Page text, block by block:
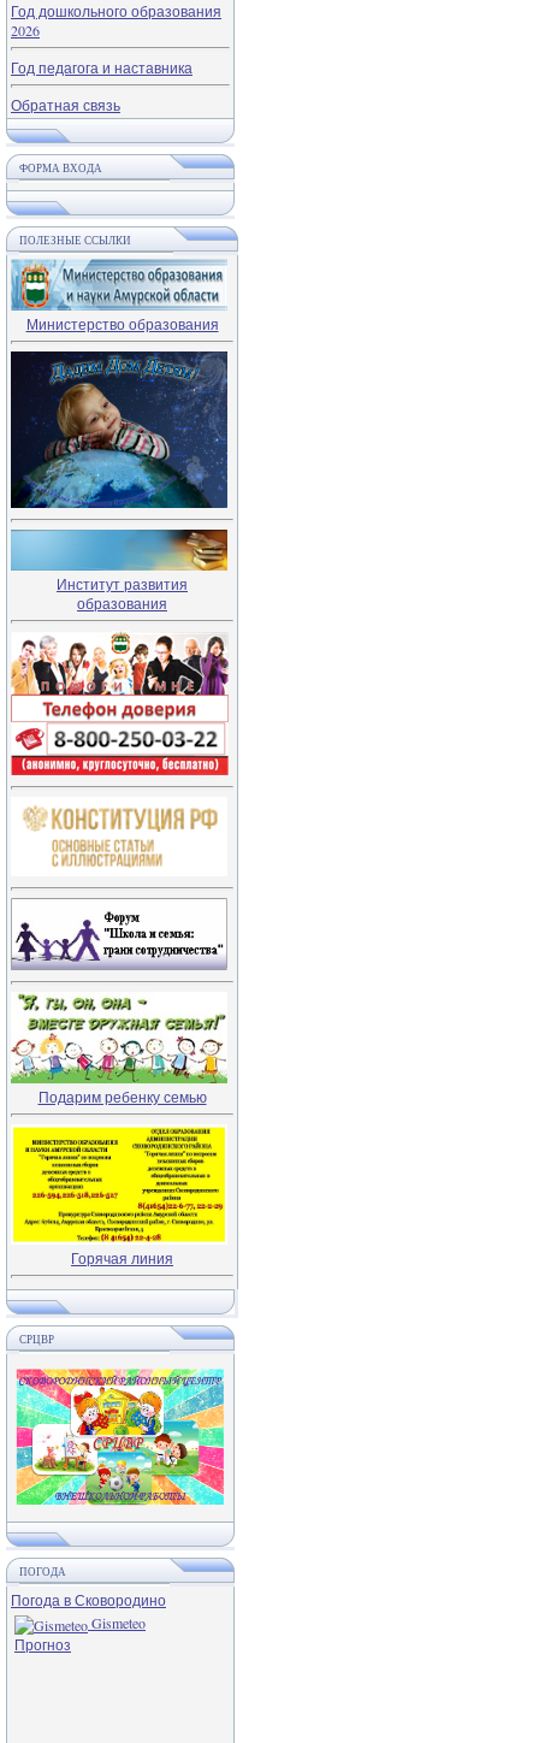
Год дошкольного образования
2026
Год педагога и наставника
Обратная связь
ФОРМА ВХОДА
ПОЛЕЗНЫЕ ССЫЛКИ
Министерство образования
Институт развития
образования
Подарим ребенку семью
Горячая линия
СРЦВР
ПОГОДА
Погода в Сковородино
Gismeteo
Прогноз